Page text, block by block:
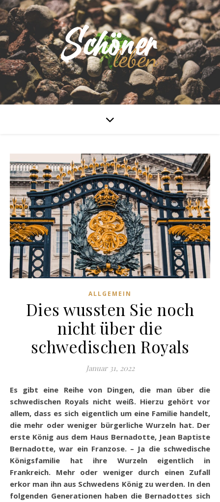
ALLGEMEIN
Dies wussten Sie noch
nicht über die
schwedischen Royals
Januar 31, 2022
Es gibt eine Reihe von Dingen, die man über die
schwedischen Royals nicht weiß. Hierzu gehört vor
allem, dass es sich eigentlich um eine Familie handelt,
die mehr oder weniger bürgerliche Wurzeln hat. Der
erste König aus dem Haus Bernadotte, Jean Baptiste
Bernadotte, war ein Franzose. – Ja die schwedische
Königsfamilie hat ihre Wurzeln eigentlich in
Frankreich. Mehr oder weniger durch einen Zufall
erkor man ihn aus Schwedens König zu werden. In den
folgenden Generationen haben die Bernadottes sich